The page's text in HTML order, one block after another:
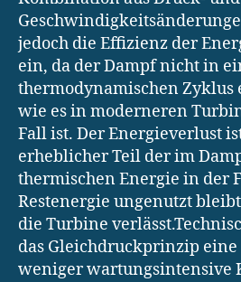
jedoch die Effizienz der
ein, da der Dampf nicht in
thermodynamischen Zyklus
wie es in moderneren
Fall ist. Der Energieverlust
erheblicher Teil der im
thermischen Energie in der
Restenergie ungenutzt
die Turbine
das Gleichdruckprinzip
weniger wartungsintensive